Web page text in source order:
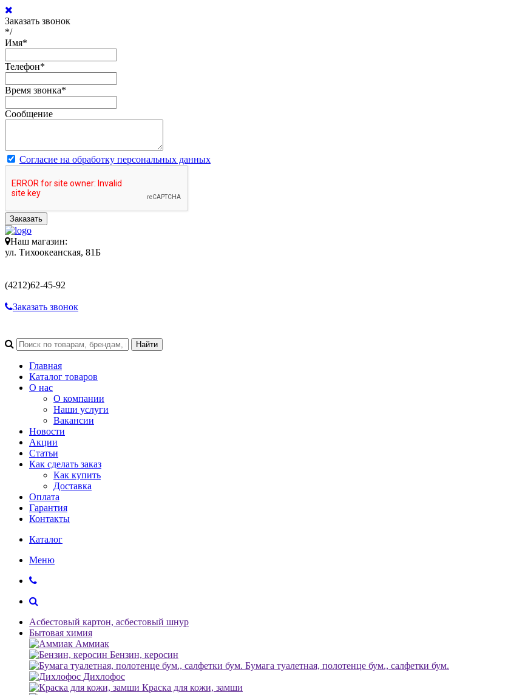
Заказать звонок
*/
Имя*
Телефон*
Время звонка*
Сообщение
Согласие на обработку персональных данных
Заказать
Наш магазин:
ул. Тихоокеанская, 81Б
(4212)62-45-92
Заказать звонок
Главная
Каталог товаров
О нас
О компании
Наши услуги
Вакансии
Новости
Акции
Статьи
Как сделать заказ
Как купить
Доставка
Оплата
Гарантия
Контакты
Каталог
Меню
Асбестовый картон, асбестовый шнур
Бытовая химия
Аммиак
Бензин, керосин
Бумага туалетная, полотенце бум., салфетки бум.
Дихлофос
Краска для кожи, замши